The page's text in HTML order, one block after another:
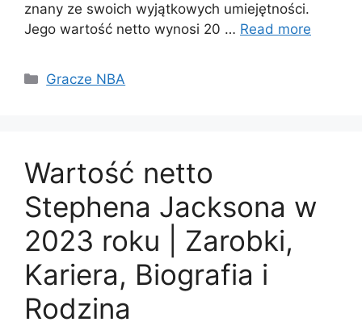
znany ze swoich wyjątkowych umiejętności.
Jego wartość netto wynosi 20 … Read more
Categories
Gracze NBA
Wartość netto
Stephena Jacksona w
2023 roku | Zarobki,
Kariera, Biografia i
Rodzina